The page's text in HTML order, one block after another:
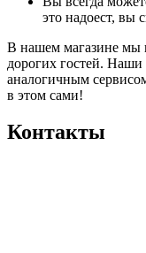
это надоест, вы
В нашем магазине мы
дорогих гостей.
аналогичным
в этом сами!
Контакты